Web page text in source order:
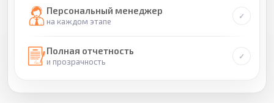
Персональный менеджер
на каждом этапе
Полная отчетность
и прозрачность